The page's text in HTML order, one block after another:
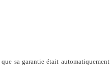
sa garantie était automatiquement